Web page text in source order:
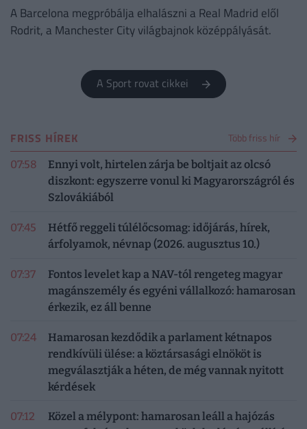
A Barcelona megpróbálja elhalászni a Real Madrid elől
Rodrit, a Manchester City világbajnok középpályását.
A Sport rovat cikkei
FRISS HÍREK Több friss hír
07:58
Ennyi volt, hirtelen zárja be boltjait az olcsó
diszkont: egyszerre vonul ki Magyarországról és
Szlovákiából
07:45
Hétfő reggeli túlélőcsomag: időjárás, hírek,
árfolyamok, névnap (2026. augusztus 10.)
07:37
Fontos levelet kap a NAV-tól rengeteg magyar
magánszemély és egyéni vállalkozó: hamarosan
érkezik, ez áll benne
07:24
Hamarosan kezdődik a parlament kétnapos
rendkívüli ülése: a köztársasági elnököt is
megválasztják a héten, de még vannak nyitott
kérdések
07:12
Közel a mélypont: hamarosan leáll a hajózás